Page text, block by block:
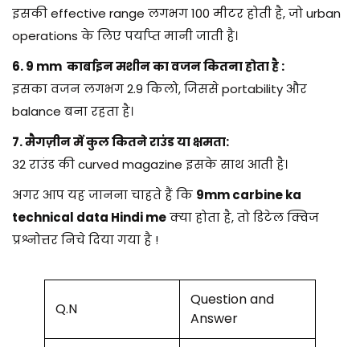
इसकी effective range लगभग 100 मीटर होती है, जो urban
operations के लिए पर्याप्त मानी जाती है।
6. 9 mm कार्बाइन मशीन का वजन कितना होता है :
इसका वजन लगभग 2.9 किलो, जिससे portability और
balance बना रहता है।
7. मैगज़ीन में कुल कितने राउंड या क्षमता:
32 राउंड की curved magazine इसके साथ आती है।
अगर आप यह जानना चाहते हैं कि 9mm carbine ka
technical data Hindi meक्या होता है, तो डिटेल क्विज
प्रश्नोत्तर निचे दिया गया है !
Q.N
Question and
Answer